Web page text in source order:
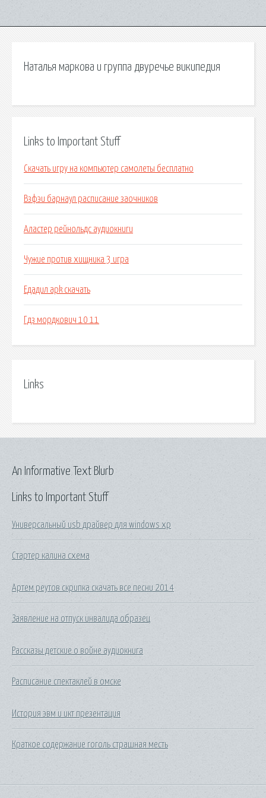
Наталья маркова и группа двуречье википедия
Links to Important Stuff
Скачать игру на компьютер самолеты бесплатно
Взфэи барнаул расписание заочников
Аластер рейнольдс аудиокниги
Чужие против хищника 3 игра
Едадил apk скачать
Гдз мордкович 10 11
Links
Links to Important Stuff
Универсальный usb драйвер для windows xp
Стартер калина схема
Артем реутов скрипка скачать все песни 2014
Заявление на отпуск инвалида образец
Рассказы детские о войне аудиокнига
Расписание спектаклей в омске
История эвм и икт презентация
Краткое содержание гоголь страшная месть
An Informative Text Blurb